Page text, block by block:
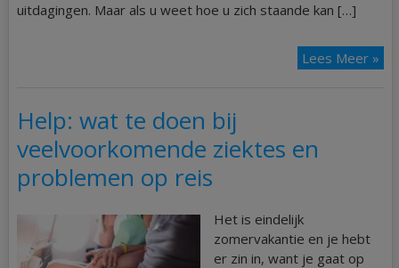
uitdagingen. Maar als u weet hoe u zich staande kan […]
Lees Meer »
Help: wat te doen bij
veelvoorkomende ziektes en
problemen op reis
Het is eindelijk
zomervakantie en je hebt
er zin in, want je gaat op